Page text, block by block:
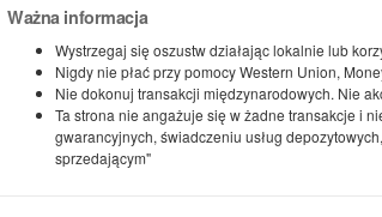
Ważna informacja
Wystrzegaj się oszustw działając lokalnie lub
Nigdy nie płać przy pomocy Western Union,
Nie dokonuj transakcji międzynarodowych. Nie
Ta strona nie angażuje się w żadne transakcje i
gwarancyjnych, świadczeniu usług
sprzedającym"